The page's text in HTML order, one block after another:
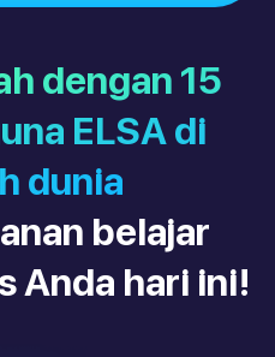
dengan 15
ELSA di
dunia
belajar
Anda hari ini!